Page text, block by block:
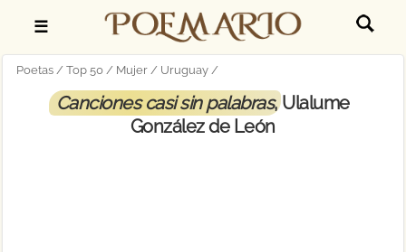
☰
Poetas Top 50 Mujer Uruguay
Canciones casi sin palabras, Ulalume
González de León